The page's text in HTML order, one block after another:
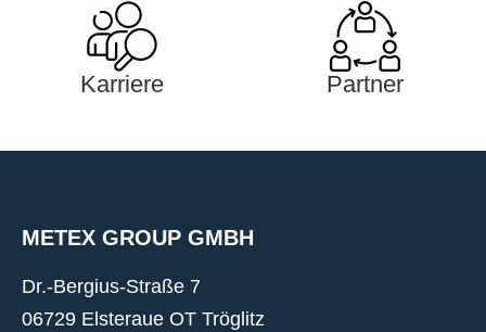
Karriere Partner
METEX GROUP GMBH
Dr.-Bergius-Straße 7
06729 Elsteraue OT Tröglitz